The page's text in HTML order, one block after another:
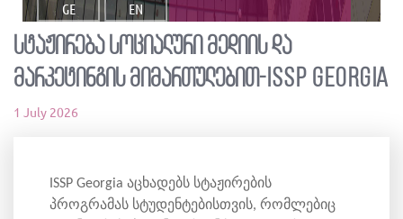
GE EN
სტაჟირება სოციალური მედიის და
მარკეტინგის მიმართულებით-ISSP Georgia
1 July 2026
ISSP Georgia აცხადებს სტაჟირების
პროგრამას სტუდენტებისთვის, რომლებიც